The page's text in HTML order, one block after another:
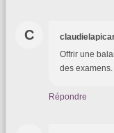
C
Offrir une
des
Répondre